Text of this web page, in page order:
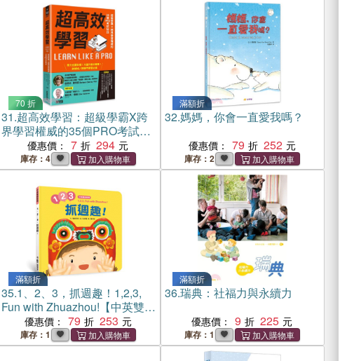
70 折
31.超高效學習：超級學霸X跨
界學習權威的35個PRO考試秘
優惠價： 7 294
庫存：4
滿額折
32.媽媽，你會一直愛我嗎？
優惠價： 79 252
庫存：2
滿額折
35.1、2、3，抓週趣！1,2,3,
Fun with Zhuazhou!【中英雙語
對照】優惠價： 79 253
庫存：1
滿額折
36.瑞典：社福力與永續力
優惠價： 9 225
庫存：1